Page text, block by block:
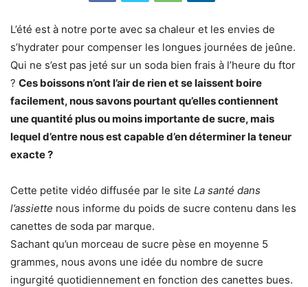
L’été est à notre porte avec sa chaleur et les envies de
s’hydrater pour compenser les longues journées de jeûne.
Qui ne s’est pas jeté sur un soda bien frais à l’heure du ftor
? Ces boissons n’ont l’air de rien et se laissent boire
facilement, nous savons pourtant qu’elles contiennent
une quantité plus ou moins importante de sucre, mais
lequel d’entre nous est capable d’en déterminer la teneur
exacte ?
Cette petite vidéo diffusée par le site La santé dans
l’assiette nous informe du poids de sucre contenu dans les
canettes de soda par marque.
Sachant qu’un morceau de sucre pèse en moyenne 5
grammes, nous avons une idée du nombre de sucre
ingurgité quotidiennement en fonction des canettes bues.